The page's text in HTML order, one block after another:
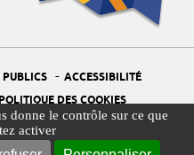
donne le contrôle sur ce que
activer
- ACCESSIBILITÉ
DES COOKIES
DES DONNÉES - PLAN DU SITE
COOKIES